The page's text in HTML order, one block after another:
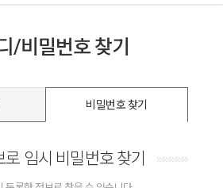
/비밀번호 찾기
비밀번호 찾기
로 임시 비밀번호 찾기